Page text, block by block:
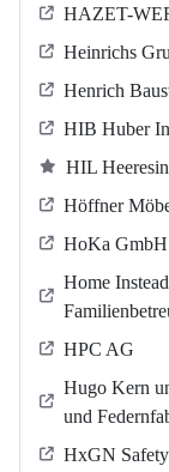
HAZET-
Heinrichs
Henrich
HIB Huber
HIL
Höffner
HoKa GmbH
Home
HPC AG
Hugo Kern
und
HxGN